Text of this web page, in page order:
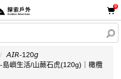
0
𝘈𝘐𝘙-120𝘨
嶼生活/山蕨石虎(120g)｜橄欖